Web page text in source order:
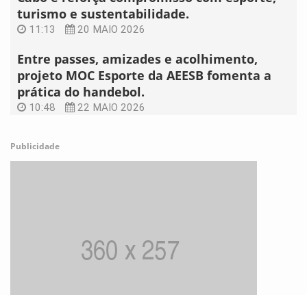
turismo e sustentabilidade.
11:13 20 MAIO 2026
Entre passes, amizades e acolhimento,
projeto MOC Esporte da AEESB fomenta a
prática do handebol.
10:48 22 MAIO 2026
Publicidade